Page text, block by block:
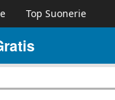
Top Suonerie